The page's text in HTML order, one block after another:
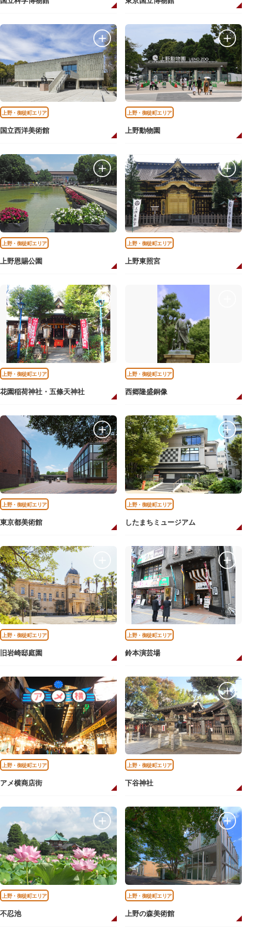
上野・御徒町エリア
国立西洋美術館
上野・御徒町エリア
上野動物園
上野・御徒町エリア
上野恩賜公園
上野・御徒町エリア
上野東照宮
上野・御徒町エリア
花園稲荷神社・五條天神社
上野・御徒町エリア
西郷隆盛銅像
上野・御徒町エリア
東京都美術館
上野・御徒町エリア
したまちミュージアム
上野・御徒町エリア
旧岩崎邸庭園
上野・御徒町エリア
鈴本演芸場
上野・御徒町エリア
アメ横商店街
上野・御徒町エリア
下谷神社
上野・御徒町エリア
不忍池
上野・御徒町エリア
上野の森美術館